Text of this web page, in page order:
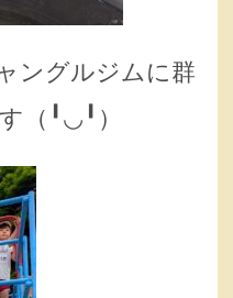
ングルジムに群
（╹◡╹）